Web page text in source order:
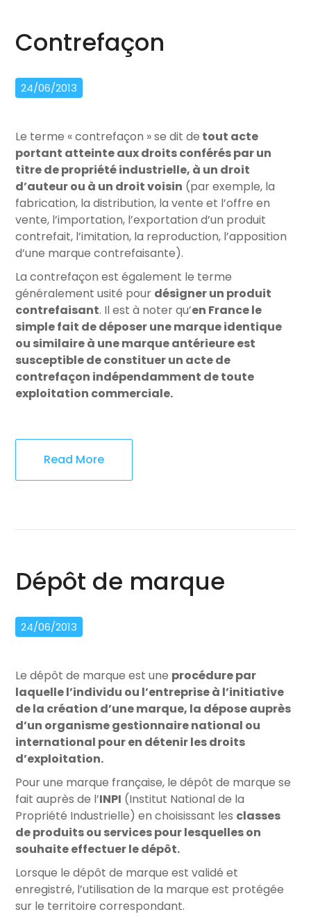
Contrefaçon
24/06/2013
Le terme « contrefaçon » se dit de tout acte
portant atteinte aux droits conférés par un
titre de propriété industrielle, à un droit
d’auteur ou à un droit voisin (par exemple, la
fabrication, la distribution, la vente et l’offre en
vente, l’importation, l’exportation d’un produit
contrefait, l’imitation, la reproduction, l’apposition
d’une marque contrefaisante).
La contrefaçon est également le terme
généralement usité pour désigner un produit
contrefaisant. Il est à noter qu’en France le
simple fait de déposer une marque identique
ou similaire à une marque antérieure est
susceptible de constituer un acte de
contrefaçon indépendamment de toute
exploitation commerciale.
Read More
Dépôt de marque
24/06/2013
Le dépôt de marque est une procédure par
laquelle l’individu ou l’entreprise à l’initiative
de la création d’une marque, la dépose auprès
d’un organisme gestionnaire national ou
international pour en détenir les droits
d’exploitation.
Pour une marque française, le dépôt de marque se
fait auprès de l’INPI (Institut National de la
Propriété Industrielle) en choisissant les classes
de produits ou services pour lesquelles on
souhaite effectuer le dépôt.
Lorsque le dépôt de marque est validé et
enregistré, l’utilisation de la marque est protégée
sur le territoire correspondant.